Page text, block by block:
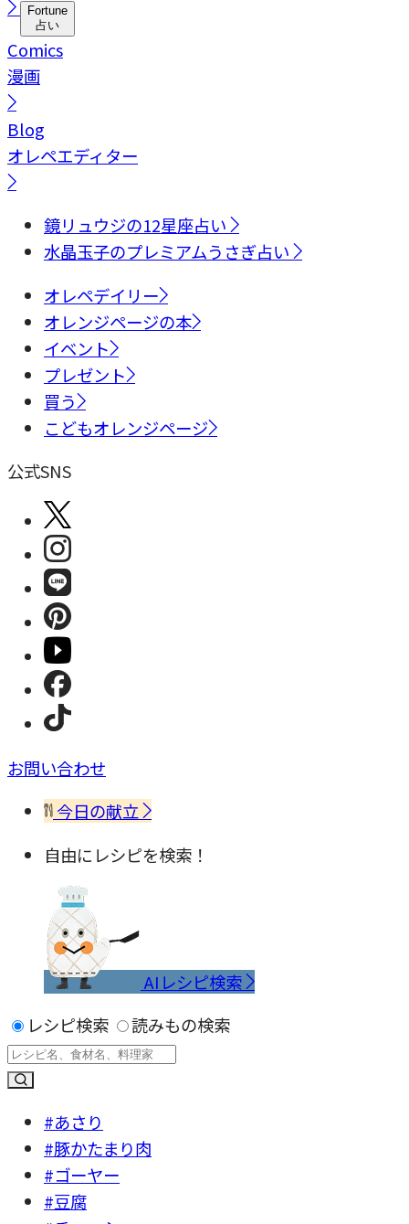
Fortune
占い
Comics
漫画
Blog
オレペエディター
鏡リュウジの12星座占い
水晶玉子のプレミアムうさぎ占い
オレペデイリー
オレンジページの本
イベント
プレゼント
買う
こどもオレンジページ
公式SNS
お問い合わせ
今日の献立
自由にレシピを検索！
AIレシピ検索
レシピ検索
読みもの検索
#あさり
#豚かたまり肉
#ゴーヤー
#豆腐